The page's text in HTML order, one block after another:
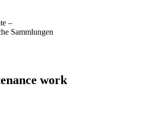
–
Sammlungen
work